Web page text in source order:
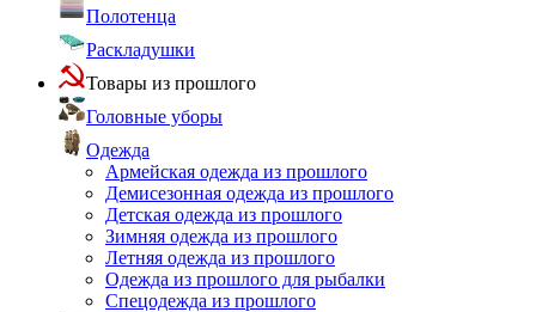
Полотенца
Раскладушки
Товары из прошлого
Головные уборы
Одежда
Армейская одежда из прошлого
Демисезонная одежда из прошлого
Детская одежда из прошлого
Зимняя одежда из прошлого
Летняя одежда из прошлого
Одежда из прошлого для рыбалки
Спецодежда из прошлого